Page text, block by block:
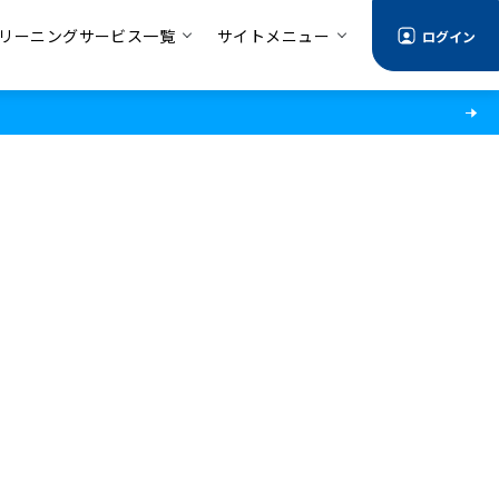
ーニングサービス一覧 サイトメニュー ログイン